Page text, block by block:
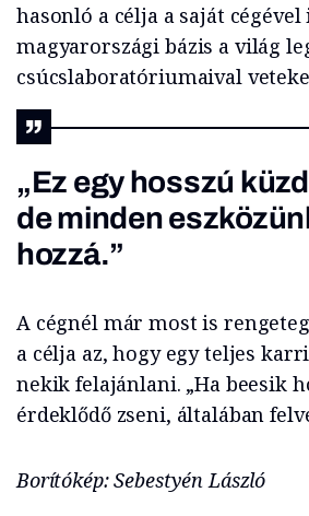
hasonló a célja a saját cégével
magyarországi bázis a világ
csúcslaboratóriumaival
„Ez egy hosszú
de minden
hozzá.”
A cégnél már most is
a célja az, hogy egy teljes
nekik felajánlani. „Ha beesik
érdeklődő zseni, általában
Borítókép: Sebestyén László